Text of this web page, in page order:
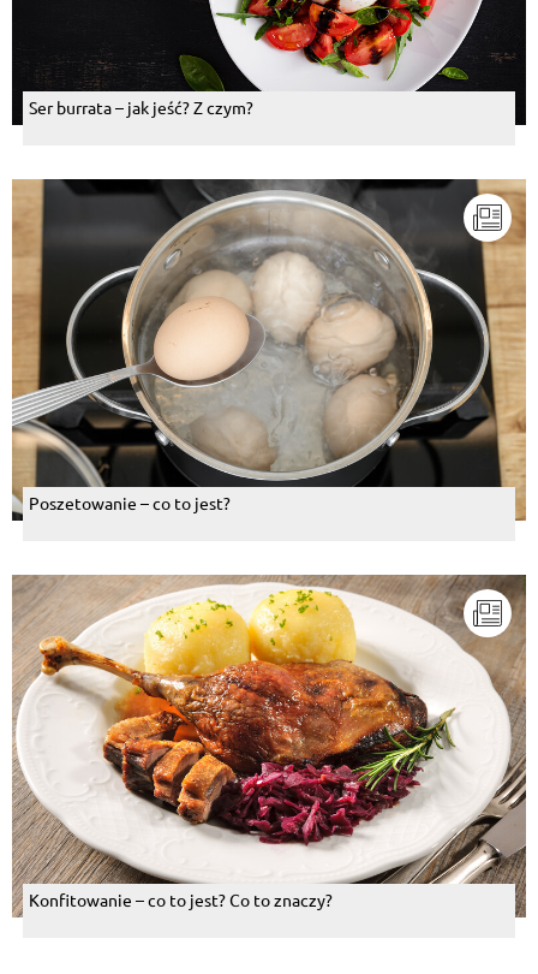
Ser burrata – jak jeść? Z czym?
Poszetowanie – co to jest?
Konfitowanie – co to jest? Co to znaczy?